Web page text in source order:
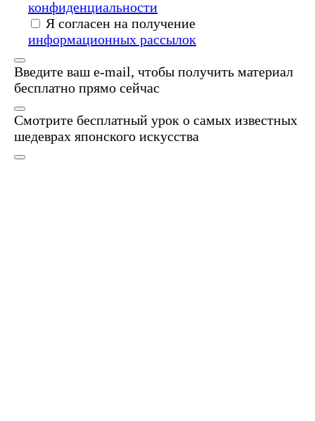
конфиденциальности
Я согласен на получение
информационных рассылок
Введите ваш e-mail, чтобы получить материал
бесплатно прямо сейчас
Смотрите бесплатный урок о самых известных
шедеврах японского искусства